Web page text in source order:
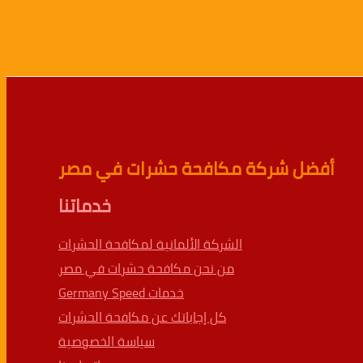
أفضل شركة مكافحة حشرات في مصر
خدماتنا
الشركة الألمانية لمكافحة الحشرات
من نحن مكافحة حشرات في مصر
خدمات Germany Speed
كل إجاباتك عن مكافحة الحشرات
سياسة الخصوصية